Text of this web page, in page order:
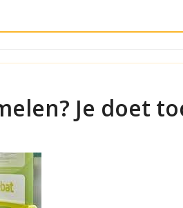
Je doet